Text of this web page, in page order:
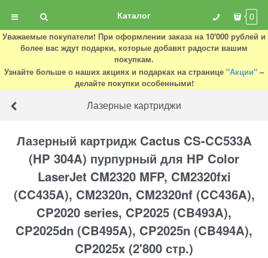
Каталог 0
Уважаемые покупатели! При оформлении заказа на 10'000 рублей и
более вас ждут подарки, которые добавят радости вашим
покупкам.
Узнайте больше о наших акциях и подарках на странице "Акции" –
делайте покупки особенными!
Лазерные картриджи
Лазерный картридж Cactus CS-CC533A
(HP 304A) пурпурный для HP Color
LaserJet CM2320 MFP, CM2320fxi
(CC435A), CM2320n, CM2320nf (CC436A),
CP2020 series, CP2025 (CB493A),
CP2025dn (CB495A), CP2025n (CB494A),
CP2025x (2'800 стр.)